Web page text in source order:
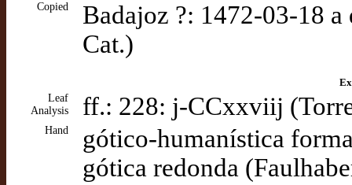
Copied
Badajoz ?: 1472-03-18
Cat.)
Leaf
Analysis
ff.: 228: j-CCxxviij
Hand
gótico-humanística
gótica redonda